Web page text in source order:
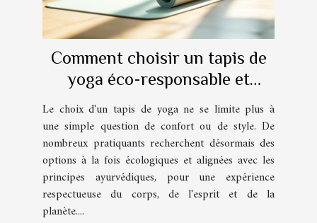
Comment choisir un tapis de
yoga éco-responsable et
ayurvédique ?
Le choix d'un tapis de yoga ne se limite plus à
une simple question de confort ou de style. De
nombreux pratiquants recherchent désormais des
options à la fois écologiques et alignées avec les
principes ayurvédiques, pour une expérience
respectueuse du corps, de l'esprit et de la
planète....